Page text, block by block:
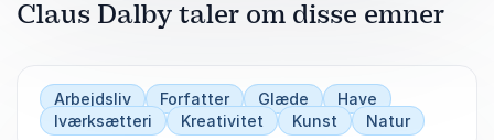
sammensætninger af blomster, der egner sig til
passer smukt ind i forskellige
farvesammenhænge og fremhæver blomsterne.
Claus Dalby taler om disse emner
Arbejdsliv Forfatter Glæde
Have
Iværksætteri
Kreativitet Kunst Natur